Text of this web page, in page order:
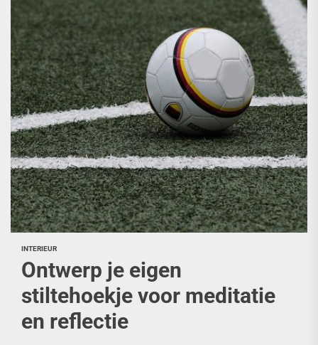
INTERIEUR
Ontwerp je eigen
stiltehoekje voor meditatie
en reflectie